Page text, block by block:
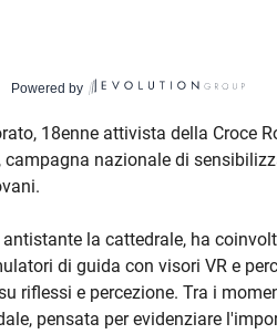
Powered by
18enne attivista della Croce
campagna nazionale di
la cattedrale, ha
di guida con visori VR e
riflessi e percezione. Tra i
pensata per evidenziare